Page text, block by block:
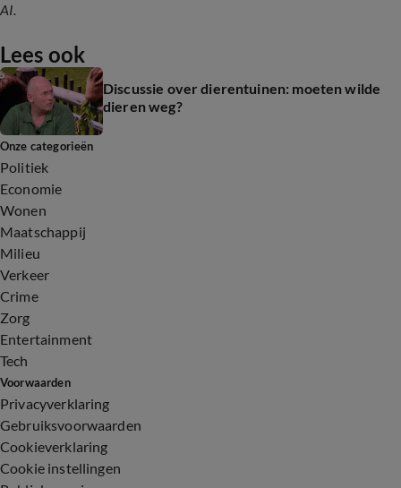
AI.
Lees ook
Discussie over dierentuinen: moeten wilde
dieren weg?
Onze categorieën
Politiek
Economie
Wonen
Maatschappij
Milieu
Verkeer
Crime
Zorg
Entertainment
Tech
Voorwaarden
Privacyverklaring
Gebruiksvoorwaarden
Cookieverklaring
Cookie instellingen